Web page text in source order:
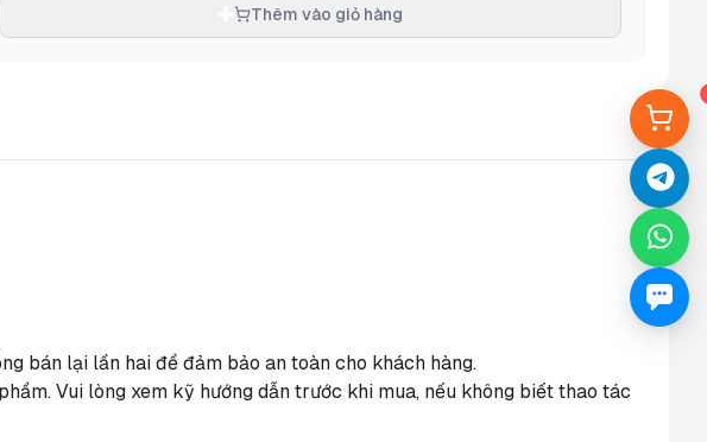
Thêm vào giỏ hàng
bán lại lần hai để đảm bảo an toàn cho khách hàng.
Vui lòng xem kỹ hướng dẫn trước khi mua, nếu không biết thao tác